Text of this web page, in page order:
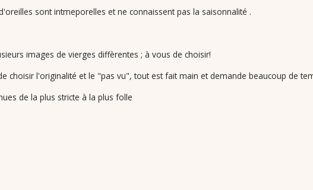
sont intmeporelles et ne connaissent pas la saisonnalité .
images de vierges diffèrentes ; à vous de choisir!
choisir l'originalité et le "pas vu", tout est fait main et demande beaucoup de
de la plus stricte à la plus folle